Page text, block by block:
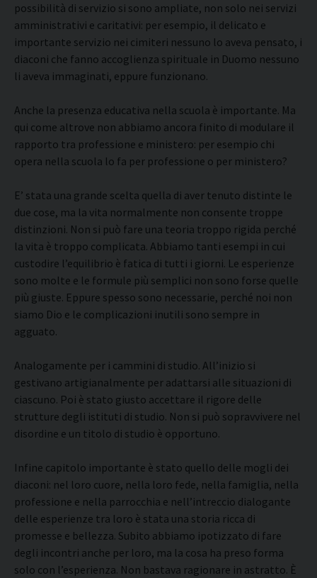
possibilità di servizio si sono ampliate, non solo nei servizi
amministrativi e caritativi: per esempio, il delicato e
importante servizio nei cimiteri nessuno lo aveva pensato, i
diaconi che fanno accoglienza spirituale in Duomo nessuno
li aveva immaginati, eppure funzionano.
Anche la presenza educativa nella scuola è importante. Ma
qui come altrove non abbiamo ancora finito di modulare il
rapporto tra professione e ministero: per esempio chi
opera nella scuola lo fa per professione o per ministero?
E’ stata una grande scelta quella di aver tenuto distinte le
due cose, ma la vita normalmente non consente troppe
distinzioni. Non si può fare una teoria troppo rigida perché
la vita è troppo complicata. Abbiamo tanti esempi in cui
custodire l’equilibrio è fatica di tutti i giorni. Le esperienze
sono molte e le formule più semplici non sono forse quelle
più giuste. Eppure spesso sono necessarie, perché noi non
siamo Dio e le complicazioni inutili sono sempre in
agguato.
Analogamente per i cammini di studio. All’inizio si
gestivano artigianalmente per adattarsi alle situazioni di
ciascuno. Poi è stato giusto accettare il rigore delle
strutture degli istituti di studio. Non si può sopravvivere nel
disordine e un titolo di studio è opportuno.
Infine capitolo importante è stato quello delle mogli dei
diaconi: nel loro cuore, nella loro fede, nella famiglia, nella
professione e nella parrocchia e nell’intreccio dialogante
delle esperienze tra loro è stata una storia ricca di
promesse e bellezza. Subito abbiamo ipotizzato di fare
degli incontri anche per loro, ma la cosa ha preso forma
solo con l’esperienza. Non bastava ragionare in astratto. È